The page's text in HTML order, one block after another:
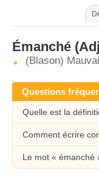
Émanché
(Blason)
Questions
Quelle est la
Comment écrire
Le mot « émanché